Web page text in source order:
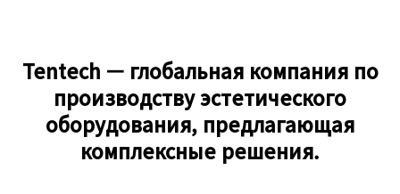
Tentech — глобальная компания по
производству эстетического
оборудования, предлагающая
комплексные решения.